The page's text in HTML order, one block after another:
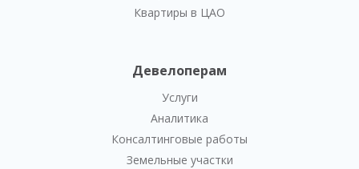
Квартиры в ЦАО
Девелоперам
Услуги
Аналитика
Консалтинговые работы
Земельные участки